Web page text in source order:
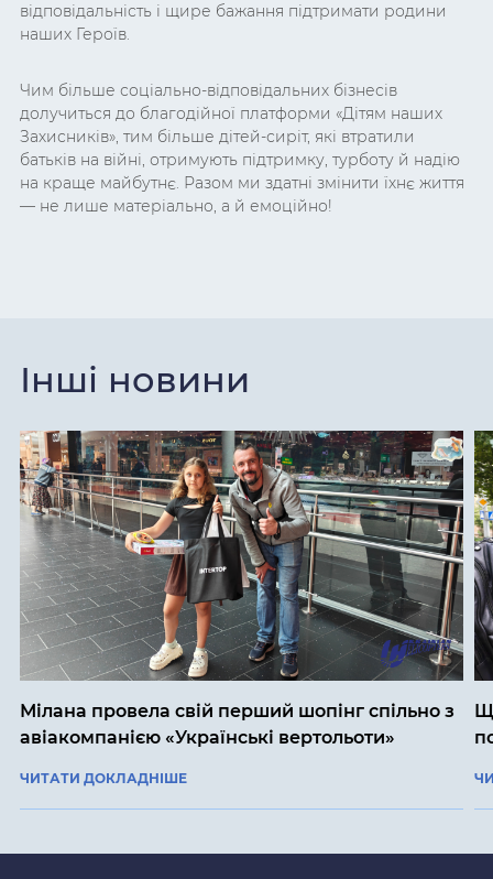
відповідальність і щире бажання підтримати родини
наших Героїв.
Чим більше соціально-відповідальних бізнесів
долучиться до благодійної платформи «Дітям наших
Захисників», тим більше дітей-сиріт, які втратили
батьків на війні, отримують підтримку, турботу й надію
на краще майбутнє. Разом ми здатні змінити їхнє життя
— не лише матеріально, а й емоційно!
Інші новини
Мілана провела свій перший шопінг спільно з
авіакомпанією «Українські вертольоти»
ЧИТАТИ ДОКЛАДНІШЕ